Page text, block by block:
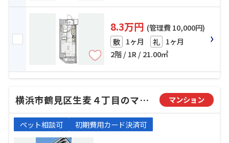
8.3万円 (管理費 10,000円)
敷 1ヶ月 礼 1ヶ月
2階 / 1R / 21.00㎡
横浜市鶴見区生麦４丁目のマンション マンション
ペット相談可 初期費用カード決済可